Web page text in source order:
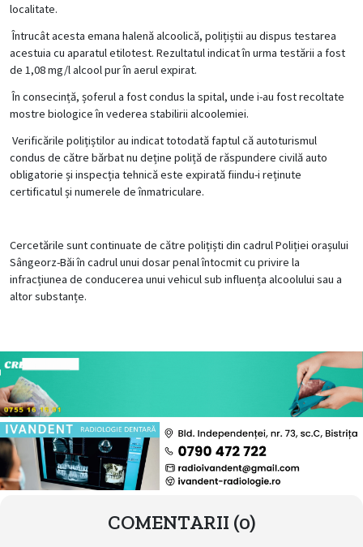
localitate.
Întrucât acesta emana halenă alcoolică, polițiștii au dispus testarea
acestuia cu aparatul etilotest. Rezultatul indicat în urma testării a fost
de 1,08 mg/l alcool pur în aerul expirat.
În consecință, șoferul a fost condus la spital, unde i-au fost recoltate
mostre biologice în vederea stabilirii alcoolemiei.
Verificările polițiștilor au indicat totodată faptul că autoturismul
condus de către bărbat nu deține poliță de răspundere civilă auto
obligatorie și inspecția tehnică este expirată fiindu-i reținute
certificatul și numerele de înmatriculare.
Cercetările sunt continuate de către polițiști din cadrul Poliției orașului
Sângeorz-Băi în cadrul unui dosar penal întocmit cu privire la
infracțiunea de conducerea unui vehicul sub influența alcoolului sau a
altor substanțe.
COMENTARII (0)